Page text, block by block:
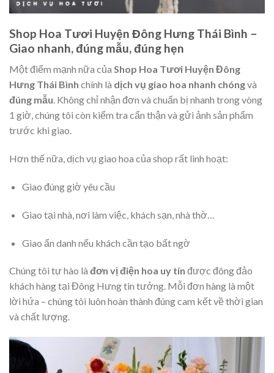
Shop Hoa Tươi Huyện Đông Hưng Thái Bình –
Giao nhanh, đúng mẫu, đúng hẹn
Một điểm mạnh nữa của Shop Hoa Tươi Huyện Đông
Hưng Thái Bình chính là dịch vụ giao hoa nhanh chóngvà
đúng mẫu. Không chỉ nhận đơn và chuẩn bị nhanh trong vòng
1 giờ, chúng tôi còn kiểm tra cẩn thận và gửi ảnh sản phẩm
trước khi giao.
Hơn thế nữa, dịch vụ giao hoa của shop rất linh hoạt:
Giao đúng giờ yêu cầu
Giao tại nhà, nơi làm việc, khách sạn, nhà thờ…
Giao ẩn danh nếu khách cần tạo bất ngờ
Chúng tôi tự hào là đơn vị điện hoa uy tín được đông đảo
khách hàng tại Đông Hưng tin tưởng. Mỗi đơn hàng là một
lời hứa – chúng tôi luôn hoàn thành đúng cam kết về thời gian
và chất lượng.